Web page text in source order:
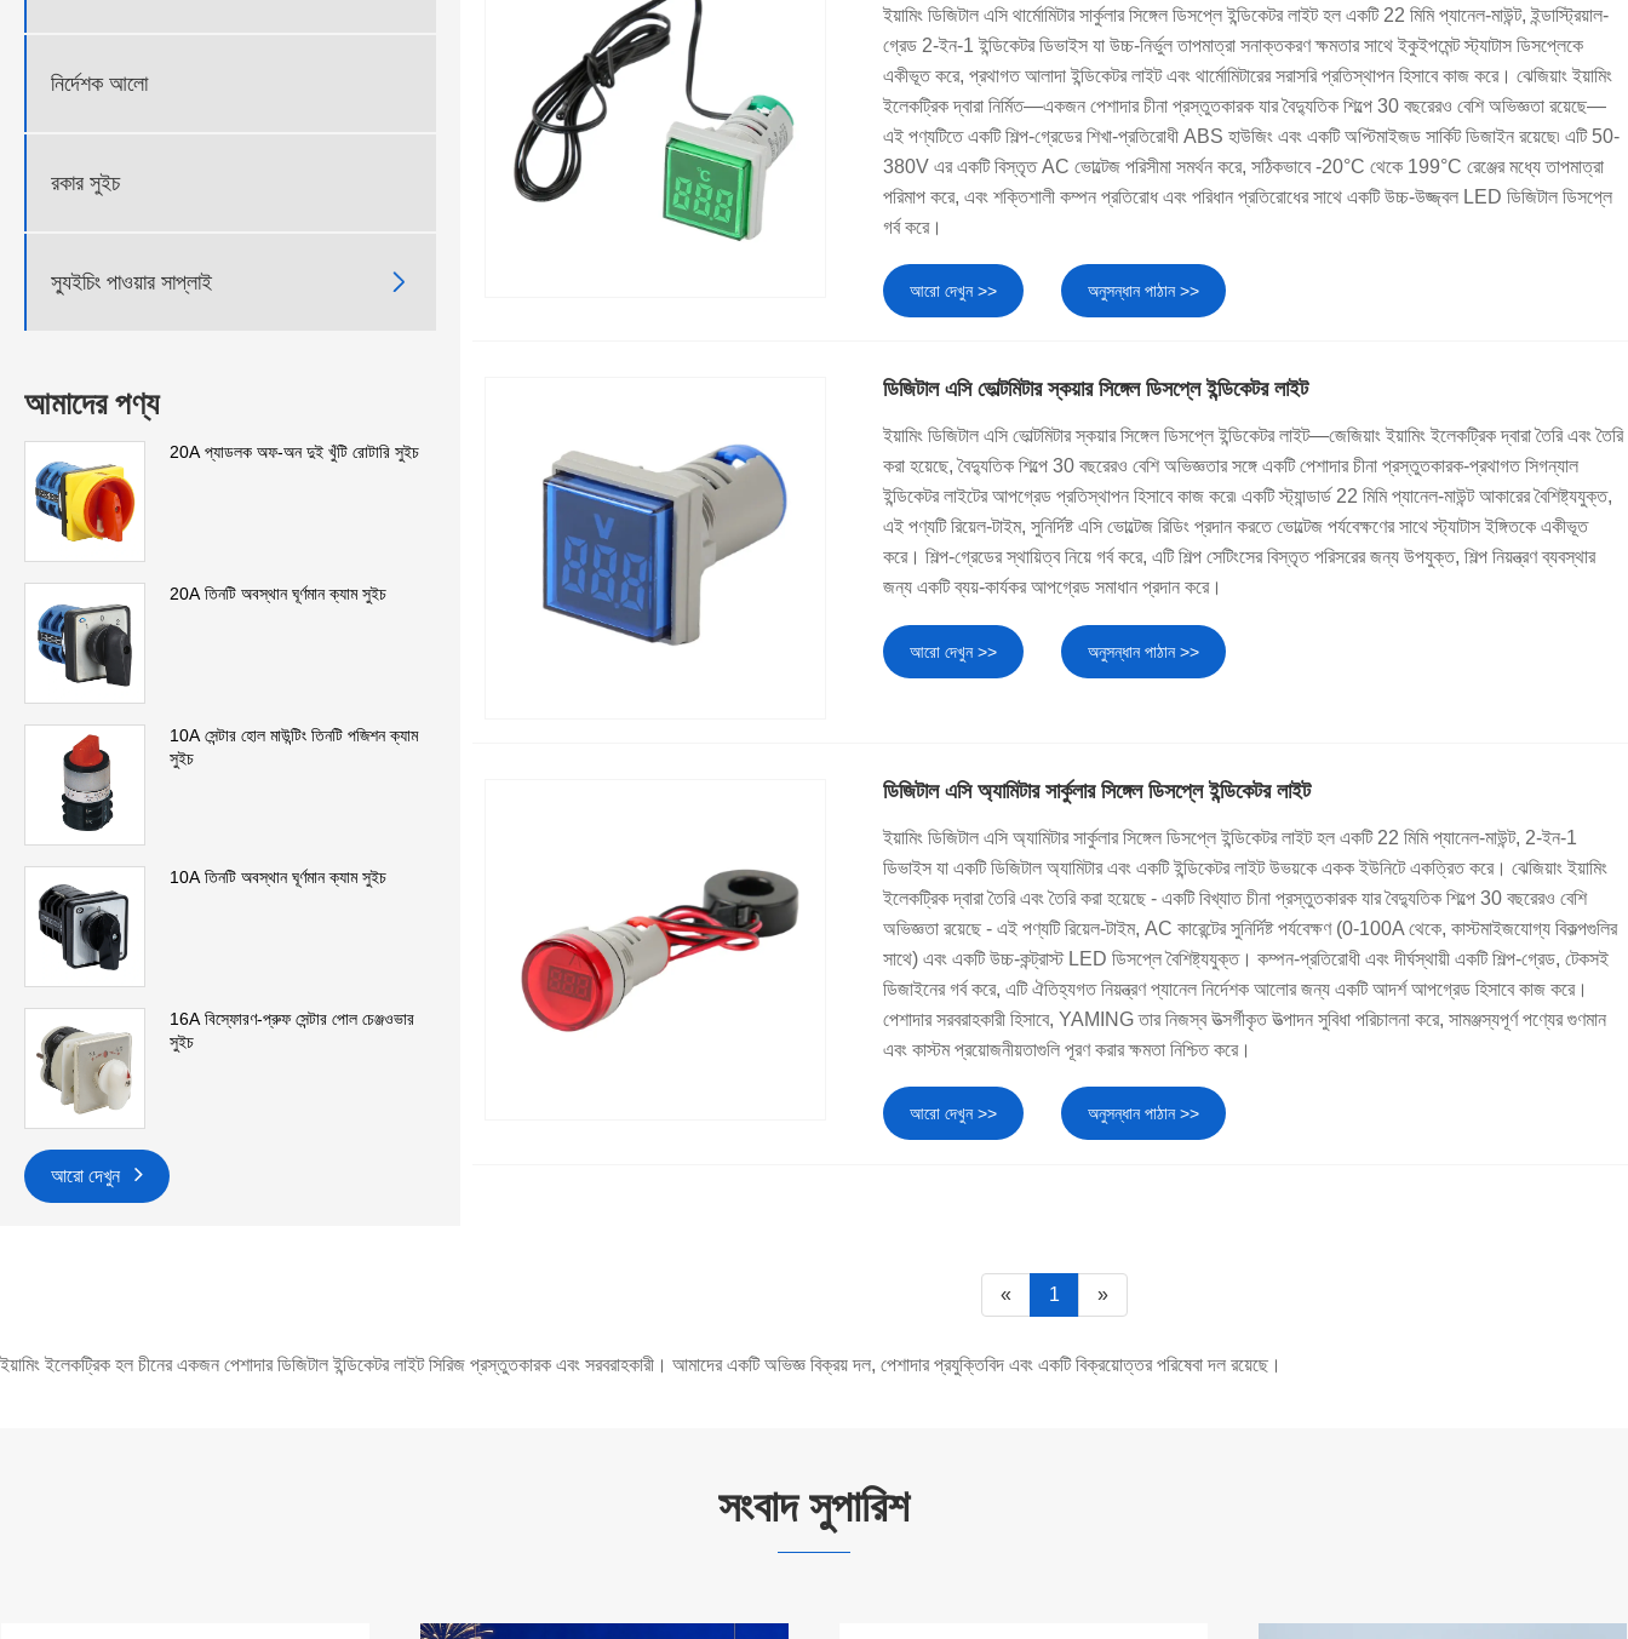
নির্দেশক আলো
রকার সুইচ
স্যুইচিং পাওয়ার সাপ্লাই 
আমাদের পণ্য
20A প্যাডলক অফ-অন দুই খুঁটি রোটারি সুইচ
20A তিনটি অবস্থান ঘূর্ণমান ক্যাম সুইচ
10A সেন্টার হোল মাউন্টিং তিনটি পজিশন ক্যাম
সুইচ
10A তিনটি অবস্থান ঘূর্ণমান ক্যাম সুইচ
16A বিস্ফোরণ-প্রুফ সেন্টার পোল চেঞ্জওভার
সুইচ
আরো দেখুন
ইয়ামিং ডিজিটাল এসি থার্মোমিটার সার্কুলার সিঙ্গেল ডিসপ্লে ইন্ডিকেটর লাইট হল একটি 22 মিমি প্যানেল-মাউন্ট, ইন্ডাস্ট্রিয়াল-
গ্রেড 2-ইন-1 ইন্ডিকেটর ডিভাইস যা উচ্চ-নির্ভুল তাপমাত্রা সনাক্তকরণ ক্ষমতার সাথে ইকুইপমেন্ট স্ট্যাটাস ডিসপ্লেকে
একীভূত করে, প্রথাগত আলাদা ইন্ডিকেটর লাইট এবং থার্মোমিটারের সরাসরি প্রতিস্থাপন হিসাবে কাজ করে। ঝেজিয়াং ইয়ামিং
ইলেকট্রিক দ্বারা নির্মিত—একজন পেশাদার চীনা প্রস্তুতকারক যার বৈদ্যুতিক শিল্পে 30 বছরেরও বেশি অভিজ্ঞতা রয়েছে—
এই পণ্যটিতে একটি শিল্প-গ্রেডের শিখা-প্রতিরোধী ABS হাউজিং এবং একটি অপ্টিমাইজড সার্কিট ডিজাইন রয়েছে৷ এটি 50-
380V এর একটি বিস্তৃত AC ভোল্টেজ পরিসীমা সমর্থন করে, সঠিকভাবে -20°C থেকে 199°C রেঞ্জের মধ্যে তাপমাত্রা
পরিমাপ করে, এবং শক্তিশালী কম্পন প্রতিরোধ এবং পরিধান প্রতিরোধের সাথে একটি উচ্চ-উজ্জ্বল LED ডিজিটাল ডিসপ্লে
গর্ব করে।
আরো দেখুন >> অনুসন্ধান পাঠান >>
ডিজিটাল এসি ভোল্টমিটার স্কয়ার সিঙ্গেল ডিসপ্লে ইন্ডিকেটর লাইট
ইয়ামিং ডিজিটাল এসি ভোল্টমিটার স্কয়ার সিঙ্গেল ডিসপ্লে ইন্ডিকেটর লাইট—জেজিয়াং ইয়ামিং ইলেকট্রিক দ্বারা তৈরি এবং তৈরি
করা হয়েছে, বৈদ্যুতিক শিল্পে 30 বছরেরও বেশি অভিজ্ঞতার সঙ্গে একটি পেশাদার চীনা প্রস্তুতকারক-প্রথাগত সিগন্যাল
ইন্ডিকেটর লাইটের আপগ্রেড প্রতিস্থাপন হিসাবে কাজ করে৷ একটি স্ট্যান্ডার্ড 22 মিমি প্যানেল-মাউন্ট আকারের বৈশিষ্ট্যযুক্ত,
এই পণ্যটি রিয়েল-টাইম, সুনির্দিষ্ট এসি ভোল্টেজ রিডিং প্রদান করতে ভোল্টেজ পর্যবেক্ষণের সাথে স্ট্যাটাস ইঙ্গিতকে একীভূত
করে। শিল্প-গ্রেডের স্থায়িত্ব নিয়ে গর্ব করে, এটি শিল্প সেটিংসের বিস্তৃত পরিসরের জন্য উপযুক্ত, শিল্প নিয়ন্ত্রণ ব্যবস্থার
জন্য একটি ব্যয়-কার্যকর আপগ্রেড সমাধান প্রদান করে।
আরো দেখুন >> অনুসন্ধান পাঠান >>
ডিজিটাল এসি অ্যামিটার সার্কুলার সিঙ্গেল ডিসপ্লে ইন্ডিকেটর লাইট
ইয়ামিং ডিজিটাল এসি অ্যামিটার সার্কুলার সিঙ্গেল ডিসপ্লে ইন্ডিকেটর লাইট হল একটি 22 মিমি প্যানেল-মাউন্ট, 2-ইন-1
ডিভাইস যা একটি ডিজিটাল অ্যামিটার এবং একটি ইন্ডিকেটর লাইট উভয়কে একক ইউনিটে একত্রিত করে। ঝেজিয়াং ইয়ামিং
ইলেকট্রিক দ্বারা তৈরি এবং তৈরি করা হয়েছে - একটি বিখ্যাত চীনা প্রস্তুতকারক যার বৈদ্যুতিক শিল্পে 30 বছরেরও বেশি
অভিজ্ঞতা রয়েছে - এই পণ্যটি রিয়েল-টাইম, AC কারেন্টের সুনির্দিষ্ট পর্যবেক্ষণ (0-100A থেকে, কাস্টমাইজযোগ্য বিকল্পগুলির
সাথে) এবং একটি উচ্চ-কন্ট্রাস্ট LED ডিসপ্লে বৈশিষ্ট্যযুক্ত। কম্পন-প্রতিরোধী এবং দীর্ঘস্থায়ী একটি শিল্প-গ্রেড, টেকসই
ডিজাইনের গর্ব করে, এটি ঐতিহ্যগত নিয়ন্ত্রণ প্যানেল নির্দেশক আলোর জন্য একটি আদর্শ আপগ্রেড হিসাবে কাজ করে।
পেশাদার সরবরাহকারী হিসাবে, YAMING তার নিজস্ব উত্সর্গীকৃত উত্পাদন সুবিধা পরিচালনা করে, সামঞ্জস্যপূর্ণ পণ্যের গুণমান
এবং কাস্টম প্রয়োজনীয়তাগুলি পূরণ করার ক্ষমতা নিশ্চিত করে।
আরো দেখুন >> অনুসন্ধান পাঠান >>
« 1 »
ইয়ামিং ইলেকট্রিক হল চীনের একজন পেশাদার ডিজিটাল ইন্ডিকেটর লাইট সিরিজ প্রস্তুতকারক এবং সরবরাহকারী। আমাদের একটি অভিজ্ঞ বিক্রয় দল, পেশাদার প্রযুক্তিবিদ এবং একটি বিক্রয়োত্তর পরিষেবা দল রয়েছে।
সংবাদ সুপারিশ